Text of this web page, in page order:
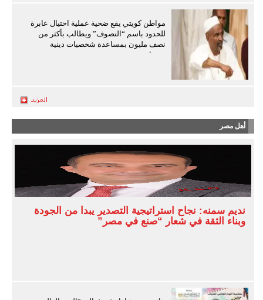
مواطن كويتي يقع ضحية عملية احتيال عابرة
للحدود باسم “التصوف” ويطالب بأكثر من
نصف مليون بمساعدة شخصيات دينية
سودانية
أهل مصر
نديم سمنه: نجاح استراتيجية التصدير يبدأ من الجودة
وبناء الثقة في شعار “صنع في مصر”